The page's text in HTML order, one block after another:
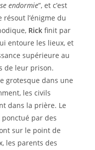
endormie”, et c’est
l’énigme du
Rick finit par
entoure les lieux, et
supérieure au
de leur prison.
grotesque dans une
les civils
dans la prière. Le
par des
sur le point de
les parents des